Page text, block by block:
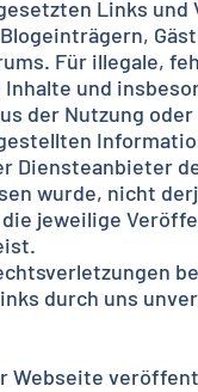
Links und
Für illegale,
und
der Nutzung
Diensteanbieter
wurde, nicht
jeweilige
durch uns
Webseite